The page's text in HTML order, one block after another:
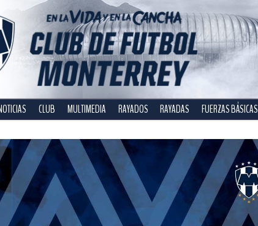
CLUB MULTIMEDIA RAYADOS RAYADAS FUERZAS BÁSICAS